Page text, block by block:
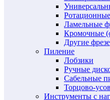
Ламельные
Кромочные
Другие
Пиление
Лобзики
Ручные
Сабельные
Торцово-
Инструменты с